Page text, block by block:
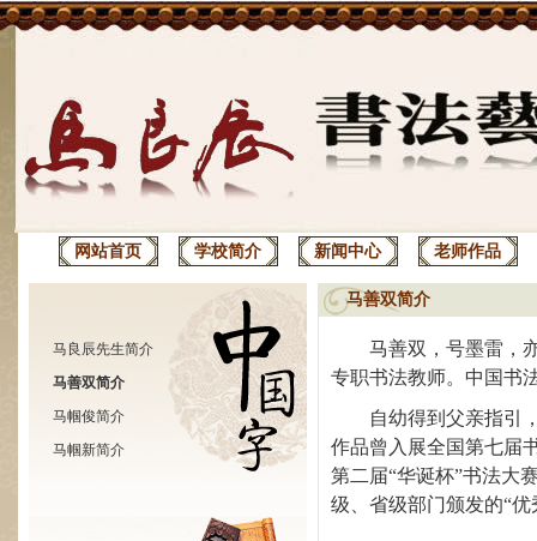
网站首页 学校简介 新闻中心 老师作品
马良辰先生简介
马善双简介
马帼俊简介
马帼新简介
马善双简介
马善双，号墨雷，
专职书法教师。中国书
自幼得到父亲指引
作品曾入展全国第七届
第二届“华诞杯”书法大
级、省级部门颁发的“